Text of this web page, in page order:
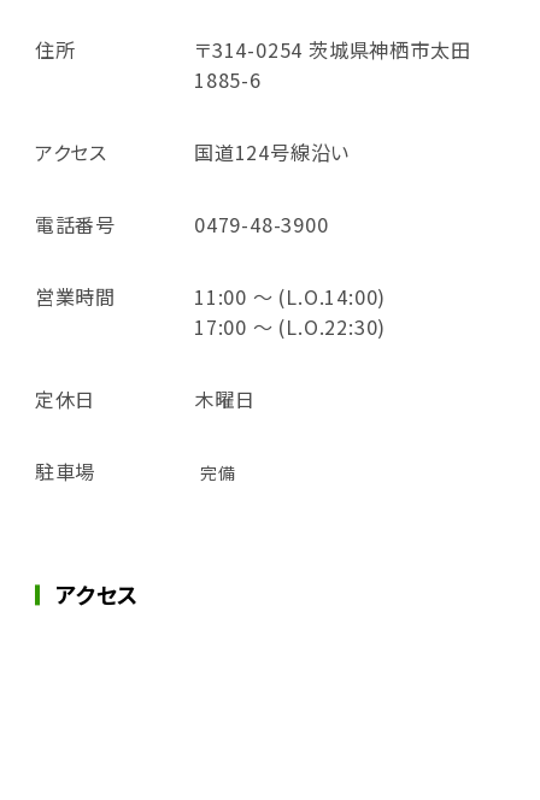
住所
〒314-0254 茨城県神栖市太田
1885-6
アクセス 国道124号線沿い
電話番号 0479-48-3900
営業時間
11:00 ～ (L.O.14:00)
17:00 ～ (L.O.22:30)
定休日 木曜日
駐車場 完備
アクセス